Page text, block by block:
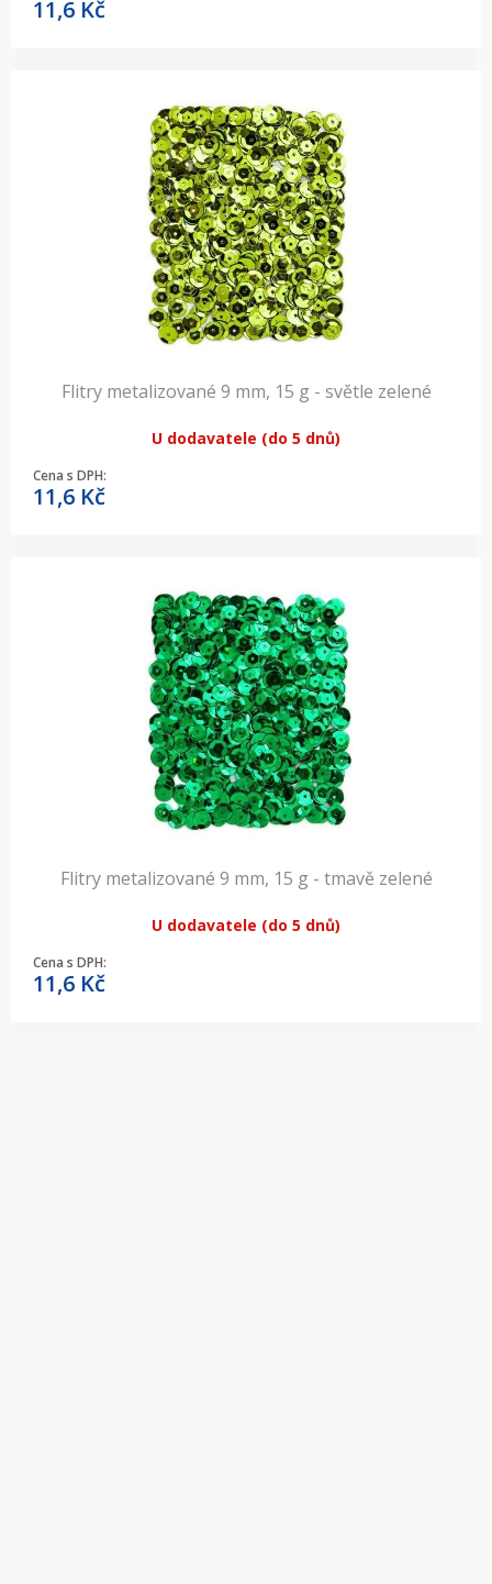
11,6 Kč
Flitry metalizované 9 mm, 15 g - světle zelené
U dodavatele (do 5 dnů)
Cena s DPH:
11,6 Kč
Flitry metalizované 9 mm, 15 g - tmavě zelené
U dodavatele (do 5 dnů)
Cena s DPH:
11,6 Kč